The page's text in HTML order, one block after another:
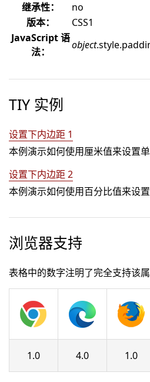
继承性：
no
版本：
CSS1
JavaScript 语
法：
object
TIY 实例
设置下内边距 1
本例演示如何使用厘米值来设置单
设置下内边距 2
本例演示如何使用百分比值来设
浏览器支持
表格中的数字注明了完全支持该
1.0 4.0 1.0